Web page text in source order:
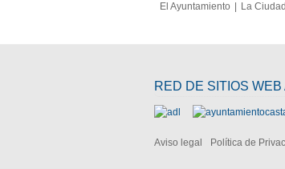
El Ayuntamiento La Ciudad
RED DE SITIOS
Aviso legal Política de